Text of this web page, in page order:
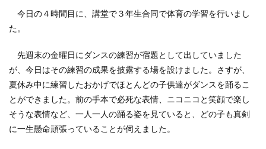
今日の４時間目に、講堂で３年生合同で体育の学習を行いまし
た。
先週末の金曜日にダンスの練習が宿題として出していました
が、今日はその練習の成果を披露する場を設けました。さすが、
夏休み中に練習したおかげでほとんどの子供達がダンスを踊るこ
とができました。前の手本で必死な表情、ニコニコと笑顔で楽し
そうな表情など、一人一人の踊る姿を見ていると、どの子も真剣
に一生懸命頑張っていることが伺えました。